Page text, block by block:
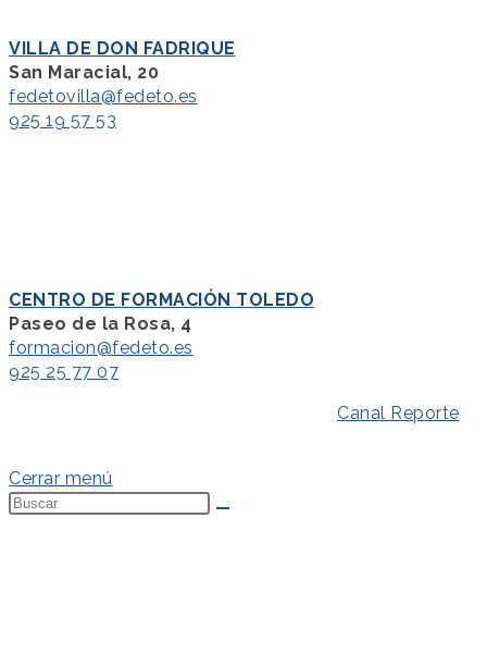
VILLA DE DON FADRIQUE
San Maracial, 20
fedetovilla@fedeto.es
925 19 57 53
CENTRO DE FORMACIÓN TOLEDO
Paseo de la Rosa, 4
formacion@fedeto.es
925 25 77 07
Canal Reporte
Cerrar menú